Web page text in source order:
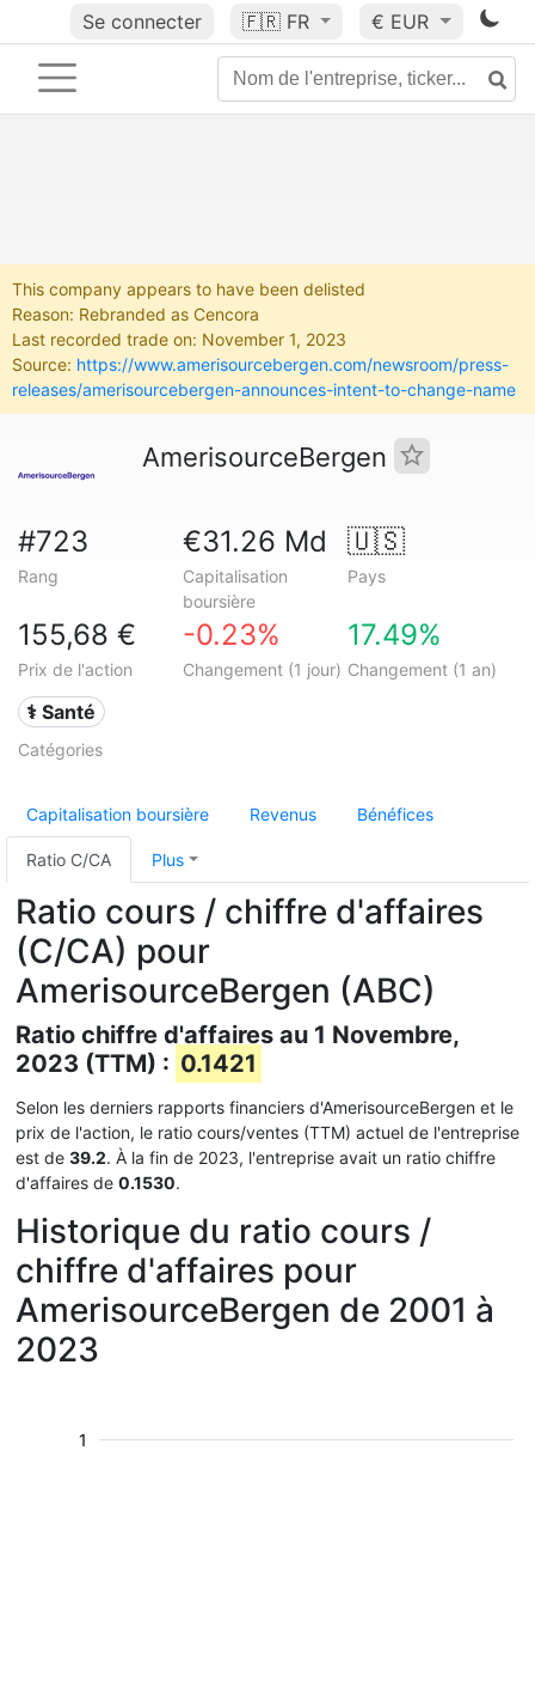
Se connecter 🇫🇷 FR € EUR
This company appears to have been delisted
Reason: Rebranded as Cencora
Last recorded trade on: November 1, 2023
Source: https://www.amerisourcebergen.com/newsroom/press-
releases/amerisourcebergen-announces-intent-to-change-name
AmerisourceBergen
#723
Rang
€31.26 Md
Capitalisation
boursière
🇺🇸
Pays
155,68 €
Prix de l'action
-0.23%
Changement (1 jour)
17.49%
Changement (1 an)
⚕️ Santé
Catégories
Capitalisation boursière Revenus Bénéfices
Ratio C/CA Plus
Ratio cours / chiffre d'affaires
(C/CA) pour
AmerisourceBergen (ABC)
Ratio chiffre d'affaires au 1 Novembre,
2023 (TTM) : 0.1421
Selon les derniers rapports financiers d'AmerisourceBergen et le
prix de l'action, le ratio cours/ventes (TTM) actuel de l'entreprise
est de 39.2. À la fin de 2023, l'entreprise avait un ratio chiffre
d'affaires de 0.1530.
Historique du ratio cours /
chiffre d'affaires pour
AmerisourceBergen de 2001 à
2023
1